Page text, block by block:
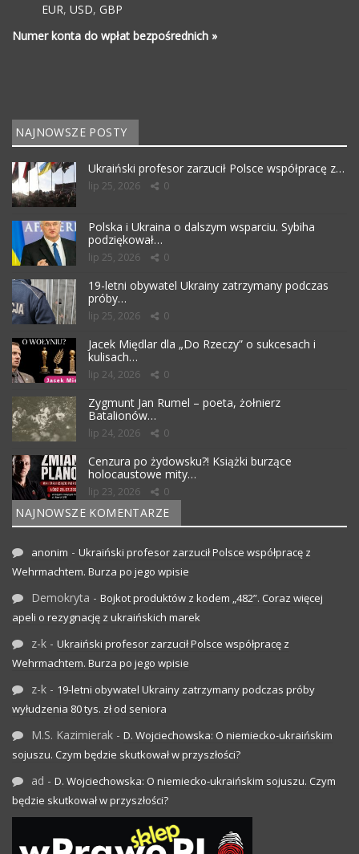
EUR, USD, GBP
Numer konta do wpłat bezpośrednich »
NAJNOWSZE POSTY
Ukraiński profesor zarzucił Polsce współpracę z…
lip 25, 2026 0
Polska i Ukraina o dalszym wsparciu. Sybiha
podziękował…
lip 25, 2026 0
19-letni obywatel Ukrainy zatrzymany podczas
próby…
lip 25, 2026 0
Jacek Międlar dla „Do Rzeczy” o sukcesach i
kulisach…
lip 24, 2026 0
Zygmunt Jan Rumel – poeta, żołnierz
Batalionów…
lip 24, 2026 0
Cenzura po żydowsku?! Książki burzące
holocaustowe mity…
lip 23, 2026 0
NAJNOWSZE KOMENTARZE
anonim - Ukraiński profesor zarzucił Polsce współpracę z
Wehrmachtem. Burza po jego wpisie
Demokryta - Bojkot produktów z kodem „482”. Coraz więcej
apeli o rezygnację z ukraińskich marek
z-k - Ukraiński profesor zarzucił Polsce współpracę z
Wehrmachtem. Burza po jego wpisie
z-k - 19-letni obywatel Ukrainy zatrzymany podczas próby
wyłudzenia 80 tys. zł od seniora
M.S. Kazimierak - D. Wojciechowska: O niemiecko-ukraińskim
sojuszu. Czym będzie skutkował w przyszłości?
ad - D. Wojciechowska: O niemiecko-ukraińskim sojuszu. Czym
będzie skutkował w przyszłości?